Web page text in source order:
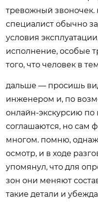
тревожный звоночек.
специалист обычно
условия
исполнение, особые
того, что человек в
дальше — просишь
инженером и, по
онлайн-экскурсию по
соглашаются, но сам
многом. помню,
осмотр, и в ходе
упомянул, что для
зон они меняют
такие детали и